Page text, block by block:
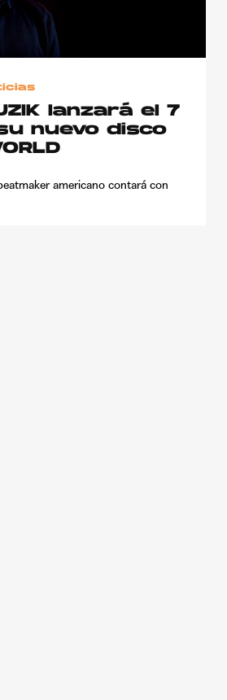
Publicidad
Contacto
DE UMO agency. TODOS LOS
lanzará el 7
nuevo disco
americano contará con